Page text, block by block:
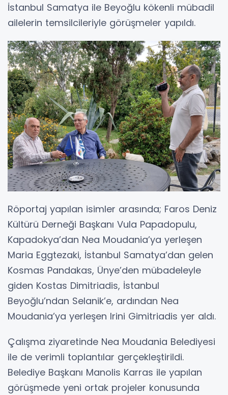
İstanbul Samatya ile Beyoğlu kökenli mübadil
ailelerin temsilcileriyle görüşmeler yapıldı.
Röportaj yapılan isimler arasında; Faros Deniz
Kültürü Derneği Başkanı Vula Papadopulu,
Kapadokya’dan Nea Moudania’ya yerleşen
Maria Eggtezaki, İstanbul Samatya’dan gelen
Kosmas Pandakas, Ünye’den mübadeleyle
giden Kostas Dimitriadis, İstanbul
Beyoğlu’ndan Selanik’e, ardından Nea
Moudania’ya yerleşen Irini Gimitriadis yer aldı.
Çalışma ziyaretinde Nea Moudania Belediyesi
ile de verimli toplantılar gerçekleştirildi.
Belediye Başkanı Manolis Karras ile yapılan
görüşmede yeni ortak projeler konusunda